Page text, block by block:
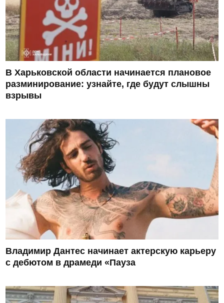
В Харьковской области начинается плановое
разминирование: узнайте, где будут слышны
взрывы
Владимир Дантес начинает актерскую карьеру
с дебютом в драмеди «Пауза